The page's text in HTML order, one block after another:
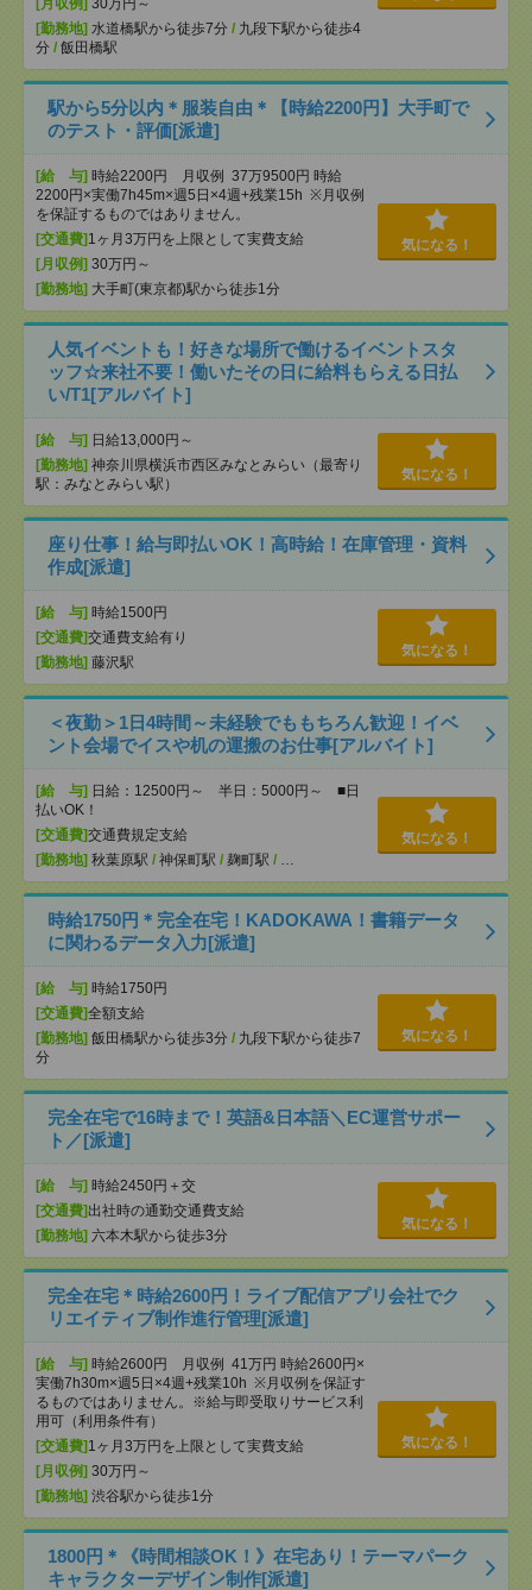
[勤務地] 水道橋駅から徒歩7分 / 九段下駅から徒歩4
分 / 飯田橋駅
駅から5分以内＊服装自由＊【時給2200円】大手町で
のテスト・評価[派遣]
[給 与] 時給2200円 月収例 37万9500円 時給
2200円×実働7h45m×週5日×4週+残業15h ※月収例
を保証するものではありません。
[交通費]1ヶ月3万円を上限として実費支給
[月収例] 30万円～
[勤務地] 大手町(東京都)駅から徒歩1分
気になる！
人気イベントも！好きな場所で働けるイベントスタ
ッフ☆来社不要！働いたその日に給料もらえる日払
い/T1[アルバイト]
[給 与] 日給13,000円～
[勤務地] 神奈川県横浜市西区みなとみらい（最寄り
駅：みなとみらい駅）
気になる！
座り仕事！給与即払いOK！高時給！在庫管理・資料
作成[派遣]
[給 与] 時給1500円
[交通費]交通費支給有り
[勤務地] 藤沢駅
気になる！
＜夜勤＞1日4時間～未経験でももちろん歓迎！イベ
ント会場でイスや机の運搬のお仕事[アルバイト]
[給 与] 日給：12500円～ 半日：5000円～ ■日
払いOK！
[交通費]交通費規定支給
[勤務地] 秋葉原駅 / 神保町駅 / 麹町駅 /
気になる！
時給1750円＊完全在宅！KADOKAWA！書籍データ
に関わるデータ入力[派遣]
[給 与] 時給1750円
[交通費]全額支給
[勤務地] 飯田橋駅から徒歩3分 / 九段下駅から徒歩7
分
気になる！
完全在宅で16時まで！英語&日本語＼EC運営サポー
ト／[派遣]
[給 与] 時給2450円＋交
[交通費]出社時の通勤交通費支給
[勤務地] 六本木駅から徒歩3分
気になる！
完全在宅＊時給2600円！ライブ配信アプリ会社でク
リエイティブ制作進行管理[派遣]
[給 与] 時給2600円 月収例 41万円 時給2600円×
実働7h30m×週5日×4週+残業10h ※月収例を保証す
るものではありません。※給与即受取りサービス利
用可（利用条件有）
[交通費]1ヶ月3万円を上限として実費支給
[月収例] 30万円～
[勤務地] 渋谷駅から徒歩1分
気になる！
1800円＊《時間相談OK！》在宅あり！テーマパーク
キャラクターデザイン制作[派遣]